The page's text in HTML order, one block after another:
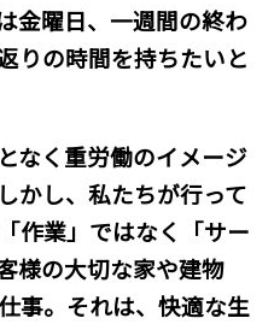
金曜日、一週間の終わ
りの時間を持ちたいと
なく重労働のイメージ
かし、私たちが行って
作業」ではなく「サー
様の大切な家や建物
事。それは、快適な生